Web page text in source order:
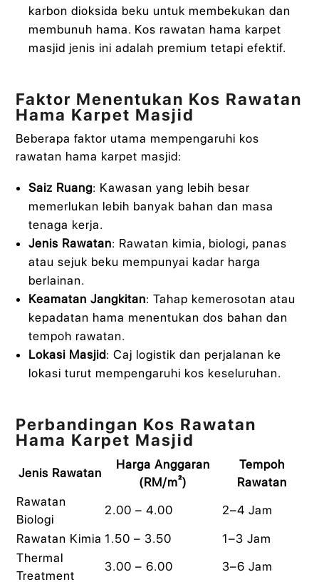
karbon dioksida beku untuk membekukan dan
membunuh hama. Kos rawatan hama karpet
masjid jenis ini adalah premium tetapi efektif.
Faktor Menentukan Kos Rawatan
Hama Karpet Masjid
Beberapa faktor utama mempengaruhi kos
rawatan hama karpet masjid:
Saiz Ruang: Kawasan yang lebih besar
memerlukan lebih banyak bahan dan masa
tenaga kerja.
Jenis Rawatan: Rawatan kimia, biologi, panas
atau sejuk beku mempunyai kadar harga
berlainan.
Keamatan Jangkitan: Tahap kemerosotan atau
kepadatan hama menentukan dos bahan dan
tempoh rawatan.
Lokasi Masjid: Caj logistik dan perjalanan ke
lokasi turut mempengaruhi kos keseluruhan.
Perbandingan Kos Rawatan
Hama Karpet Masjid
Jenis Rawatan
Harga Anggaran
(RM/m²)
Tempoh
Rawatan
Rawatan
Biologi
2.00 – 4.00
2–4 Jam
Rawatan Kimia 1.50 – 3.50
1–3 Jam
Thermal
Treatment
3.00 – 6.00
3–6 Jam